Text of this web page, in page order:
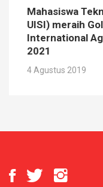
Mahasiswa
UISI) meraih
International
2021
4 Agustus 2019